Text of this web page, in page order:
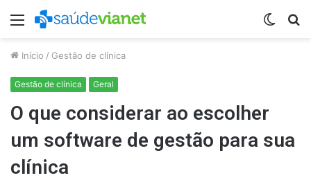
Menu
Switch
Início / Gestão de clínica
Gestão de clínica Geral
O que considerar ao escolher
um software de gestão para sua
clínica